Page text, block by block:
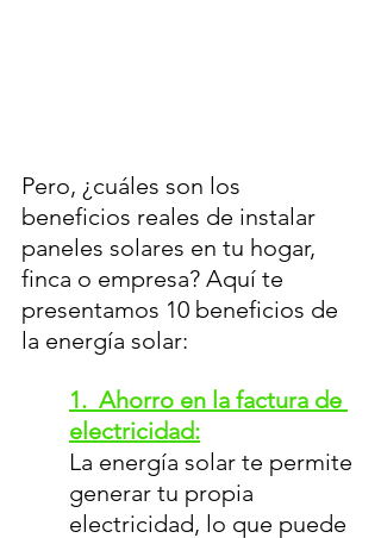
Pero, ¿cuáles son los
beneficios reales de instalar
paneles solares en tu hogar,
finca o empresa? Aquí te
presentamos 10 beneficios de
la energía solar:
1.  Ahorro en la factura de
electricidad:
La energía solar te permite
generar tu propia
electricidad, lo que puede